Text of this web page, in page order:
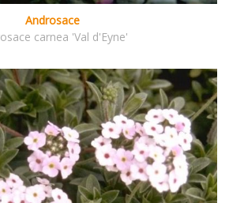
Androsace
carnea 'Val d'Eyne'